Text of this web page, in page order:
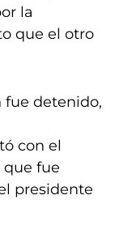
la
que el otro
fue detenido,
con el
que fue
presidente